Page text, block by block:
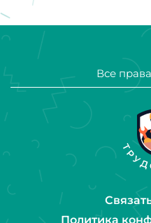
Все
Политика